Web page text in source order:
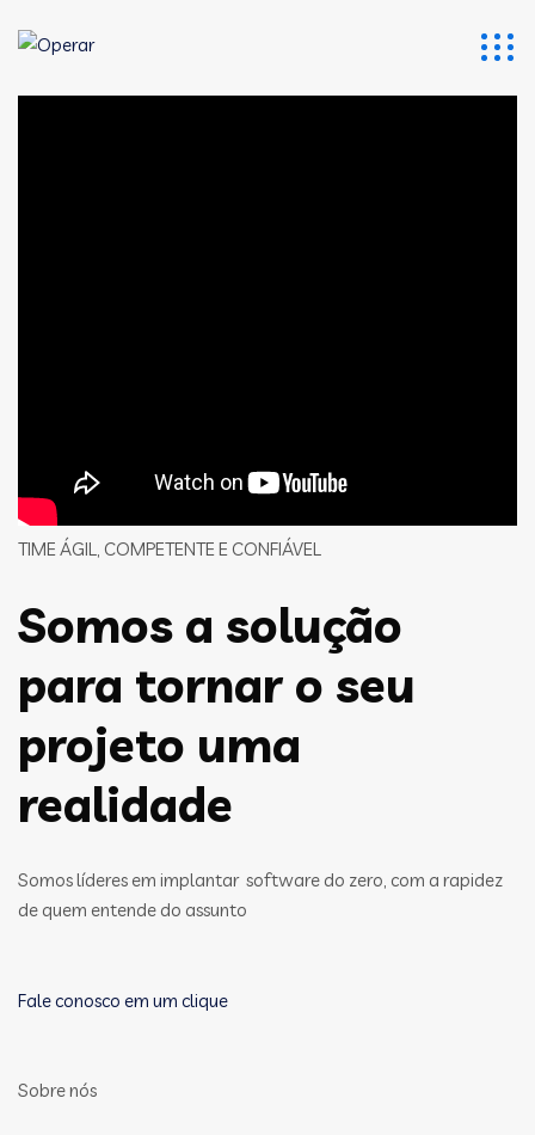
TIME ÁGIL, COMPETENTE E CONFIÁVEL
Somos a solução
para tornar o seu
projeto uma
realidade
Somos líderes em implantar software do zero, com a rapidez
de quem entende do assunto
Fale conosco em um clique
Sobre nós